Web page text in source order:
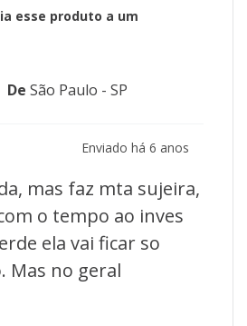
esse produto a um
De São Paulo - SP
Enviado há 6 anos
mas faz mta sujeira,
o tempo ao inves
ela vai ficar so
Mas no geral